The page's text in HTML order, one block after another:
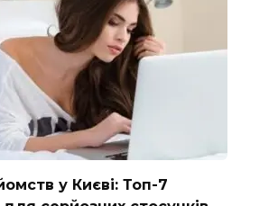
у Києві: Топ-7